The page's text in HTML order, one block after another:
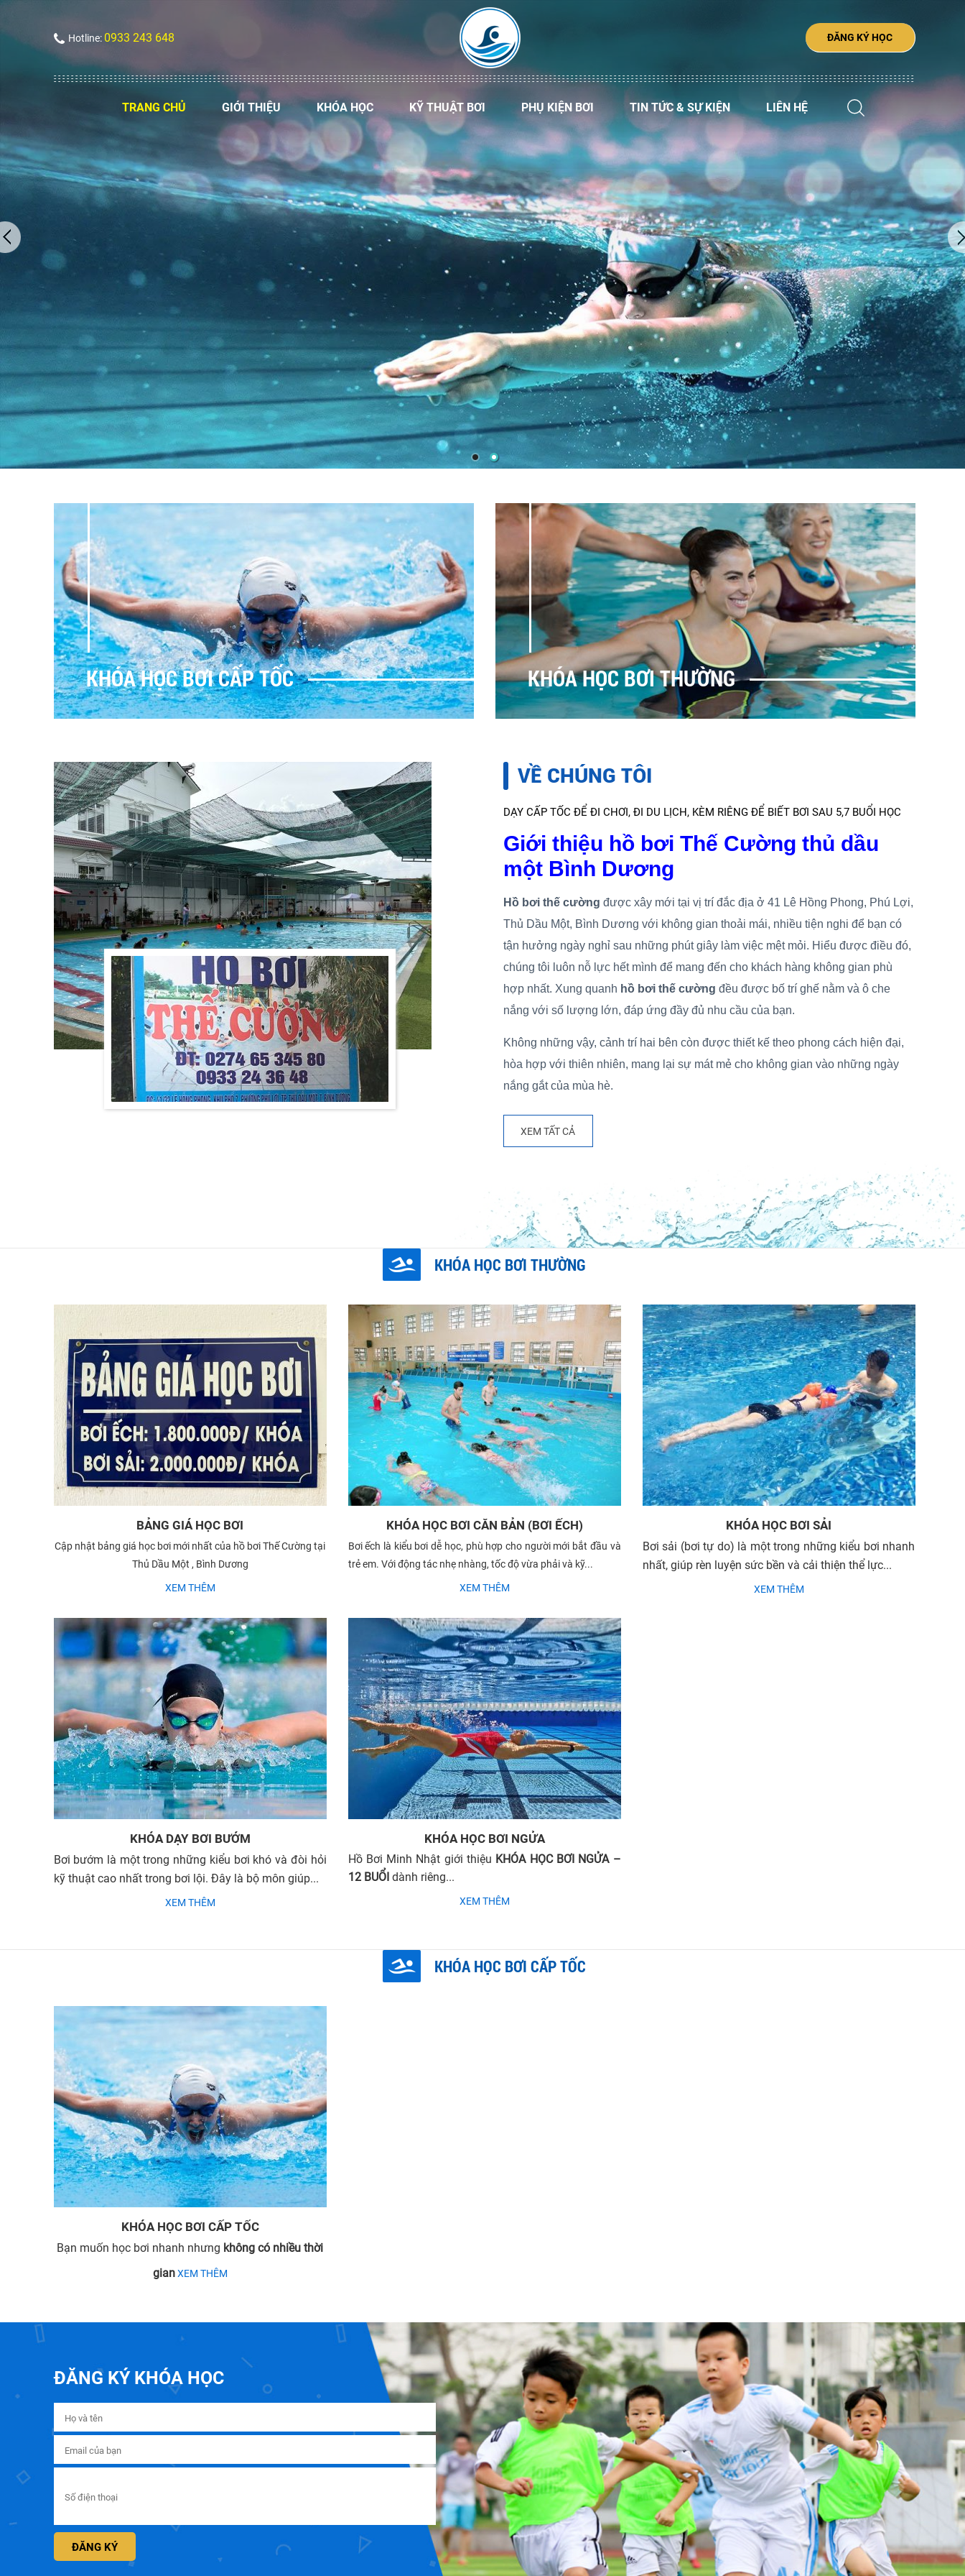
Hotline: 0933 243 648 ĐĂNG KÝ HỌC
TRANG CHỦ GIỚI THIỆU KHÓA HỌC KỸ THUẬT BƠI PHỤ KIỆN BƠI TIN TỨC & SỰ KIỆN LIÊN HỆ
KHÓA HỌC BƠI CẤP TỐC KHÓA HỌC BƠI THƯỜNG
VỀ CHÚNG TÔI
DẠY CẤP TỐC ĐỂ ĐI CHƠI, ĐI DU LỊCH, KÈM RIÊNG ĐỂ BIẾT BƠI SAU 5,7 BUỔI HỌC
Giới thiệu hồ bơi Thế Cường thủ dầu
một Bình Dương
Hồ bơi thế cường được xây mới tại vị trí đắc địa ở 41 Lê Hồng Phong, Phú Lợi,
Thủ Dầu Một, Bình Dương với không gian thoải mái, nhiều tiện nghi để bạn có
tận hưởng ngày nghỉ sau những phút giây làm việc mệt mỏi. Hiểu được điều đó,
chúng tôi luôn nỗ lực hết mình để mang đến cho khách hàng không gian phù
hợp nhất. Xung quanh hồ bơi thế cường đều được bố trí ghế nằm và ô che
nắng với số lượng lớn, đáp ứng đầy đủ nhu cầu của bạn.
Không những vậy, cảnh trí hai bên còn được thiết kế theo phong cách hiện đại,
hòa hợp với thiên nhiên, mang lại sự mát mẻ cho không gian vào những ngày
nắng gắt của mùa hè.
XEM TẤT CẢ
KHÓA HỌC BƠI THƯỜNG
BẢNG GIÁ HỌC BƠI
Cập nhật bảng giá học bơi mới nhất của hồ bơi Thế Cường tại
Thủ Dầu Một , Bình Dương
XEM THÊM
KHÓA HỌC BƠI CĂN BẢN (BƠI ẾCH)
Bơi ếch là kiểu bơi dễ học, phù hợp cho người mới bắt đầu và
trẻ em. Với động tác nhẹ nhàng, tốc độ vừa phải và kỹ...
XEM THÊM
KHÓA HỌC BƠI SẢI
Bơi sải (bơi tự do) là một trong những kiểu bơi nhanh
nhất, giúp rèn luyện sức bền và cải thiện thể lực...
XEM THÊM
KHÓA DẠY BƠI BƯỚM
Bơi bướm là một trong những kiểu bơi khó và đòi hỏi
kỹ thuật cao nhất trong bơi lội. Đây là bộ môn giúp...
XEM THÊM
KHÓA HỌC BƠI NGỬA
Hồ Bơi Minh Nhật giới thiệu KHÓA HỌC BƠI NGỬA –
12 BUỔIdành riêng...
XEM THÊM
KHÓA HỌC BƠI CẤP TỐC
KHÓA HỌC BƠI CẤP TỐC
Bạn muốn học bơi nhanh nhưng không có nhiều thời
gian XEM THÊM
ĐĂNG KÝ KHÓA HỌC
ĐĂNG KÝ